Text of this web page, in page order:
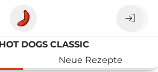
DOGS CLASSIC
Neue Rezepte